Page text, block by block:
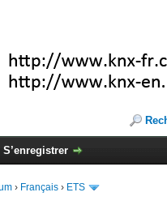
S’enregistrer
› Français › ETS